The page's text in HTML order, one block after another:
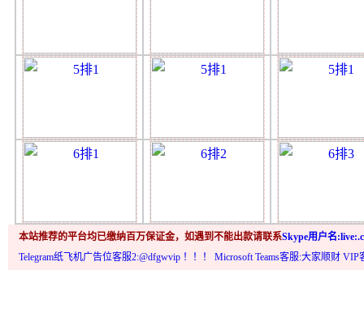
本站推荐的平台均已缴纳百万保证金，如遇到不能出款请联系Skype用户名
Telegram纸飞机广告位客服2:@dfgwvip ！！！ Microsoft Teams客服:大家顺财 VIP